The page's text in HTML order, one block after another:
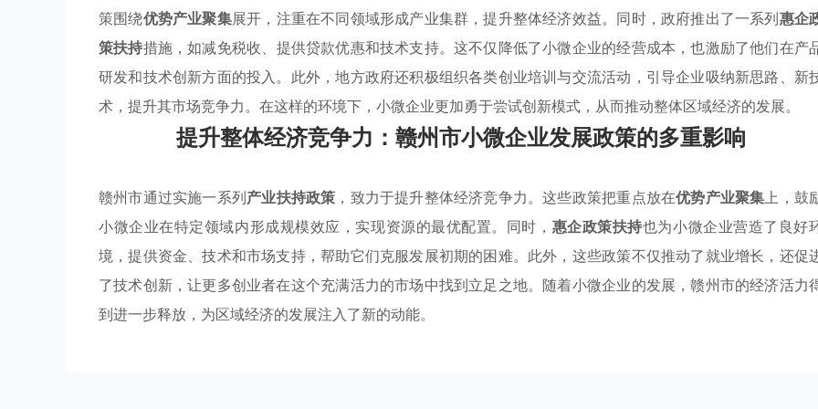
策围绕优势产业聚集展开，注重在不同领域形成产业集群，提升整体经济效益。同时，政府推出了一系列惠企
策扶持措施，如减免税收、提供贷款优惠和技术支持。这不仅降低了小微企业的经营成本，也激励了他们在产
研发和技术创新方面的投入。此外，地方政府还积极组织各类创业培训与交流活动，引导企业吸纳新思路、新
术，提升其市场竞争力。在这样的环境下，小微企业更加勇于尝试创新模式，从而推动整体区域经济的发展。
提升整体经济竞争力：赣州市小微企业发展政策的多重影响
赣州市通过实施一系列产业扶持政策 ，致力于提升整体经济竞争力。这些政策把重点放在优势产业聚集上，鼓
小微企业在特定领域内形成规模效应，实现资源的最优配置。同时， 惠企政策扶持也为小微企业营造了良好
境，提供资金、技术和市场支持，帮助它们克服发展初期的困难。此外，这些政策不仅推动了就业增长，还促
了技术创新，让更多创业者在这个充满活力的市场中找到立足之地。随着小微企业的发展，赣州市的经济活力
到进一步释放，为区域经济的发展注入了新的动能。